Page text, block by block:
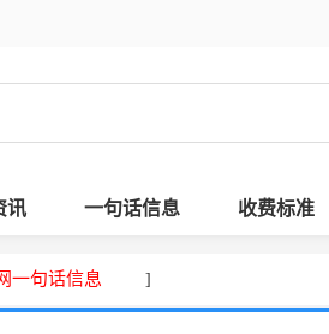
讯 一句话信息 收费标准
一句话信息 ]